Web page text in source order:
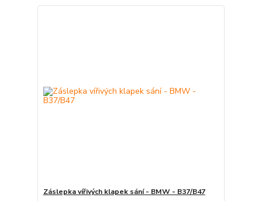
Záslepka vířivých klapek sání - BMW - B37/B47